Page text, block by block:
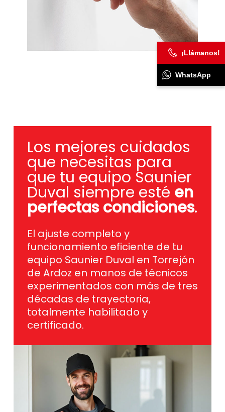
Los mejores cuidados
que necesitas para
que tu equipo Saunier
Duval siempre esté en
perfectas condiciones.
El ajuste completo y
funcionamiento eficiente de tu
equipo Saunier Duval en Torrejón
de Ardoz en manos de técnicos
experimentados con más de tres
décadas de trayectoria,
totalmente habilitado y
certificado.
¡Llámanos!
WhatsApp